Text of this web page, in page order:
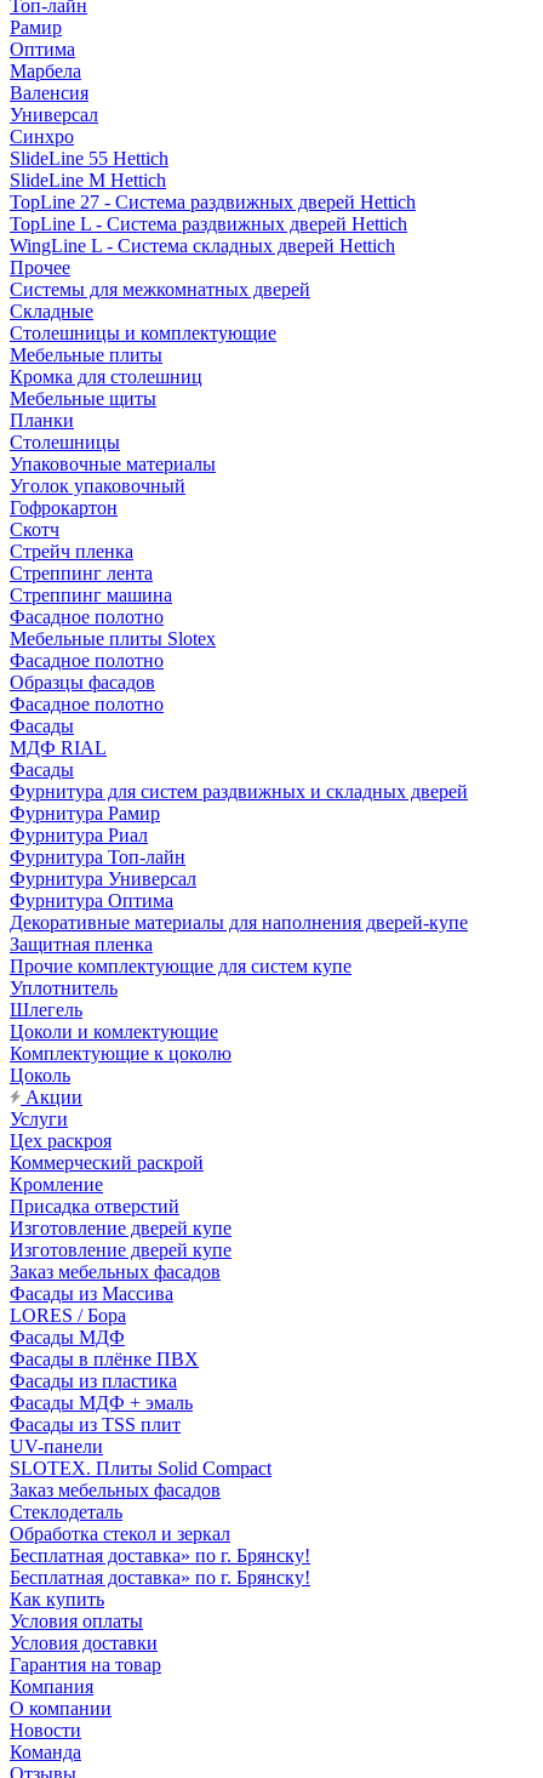
Топ-лайн
Рамир
Оптима
Марбела
Валенсия
Универсал
Синхро
SlideLine 55 Hettich
SlideLine M Hettich
TopLine 27 - Система раздвижных дверей Hettich
TopLine L - Система раздвижных дверей Hettich
WingLine L - Система складных дверей Hettich
Прочее
Системы для межкомнатных дверей
Складные
Столешницы и комплектующие
Мебельные плиты
Кромка для столешниц
Мебельные щиты
Планки
Столешницы
Упаковочные материалы
Уголок упаковочный
Гофрокартон
Скотч
Стрейч пленка
Стреппинг лента
Стреппинг машина
Фасадное полотно
Мебельные плиты Slotex
Фасадное полотно
Образцы фасадов
Фасадное полотно
Фасады
МДФ RIAL
Фасады
Фурнитура для систем раздвижных и складных дверей
Фурнитура Рамир
Фурнитура Риал
Фурнитура Топ-лайн
Фурнитура Универсал
Фурнитура Оптима
Декоративные материалы для наполнения дверей-купе
Защитная пленка
Прочие комплектующие для систем купе
Уплотнитель
Шлегель
Цоколи и комлектующие
Комплектующие к цоколю
Цоколь
Акции
Услуги
Цех раскроя
Коммерческий раскрой
Кромление
Присадка отверстий
Изготовление дверей купе
Изготовление дверей купе
Заказ мебельных фасадов
Фасады из Массива
LORES / Бора
Фасады МДФ
Фасады в плёнке ПВХ
Фасады из пластика
Фасады МДФ + эмаль
Фасады из TSS плит
UV-панели
SLOTEX. Плиты Solid Compact
Заказ мебельных фасадов
Стеклодеталь
Обработка стекол и зеркал
Бесплатная доставка» по г. Брянску!
Бесплатная доставка» по г. Брянску!
Как купить
Условия оплаты
Условия доставки
Гарантия на товар
Компания
О компании
Новости
Команда
Отзывы